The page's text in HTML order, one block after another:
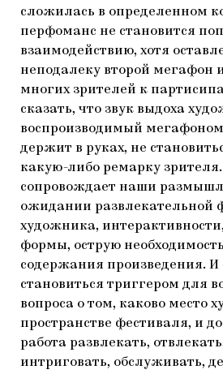
сложилась в определенном
перфоманс не становится
взаимодействию, хотя
неподалеку второй мегафон
многих зрителей к
сказать, что звук выдоха
воспроизводимый
держит в руках, не
какую-либо ремарку
сопровождает наши
ожидании развлекательной
художника,
формы, острую
содержания произведения. И
становиться триггером для
вопроса о том, каково место
пространстве фестиваля, и
работа развлекать,
интриговать, обслуживать,